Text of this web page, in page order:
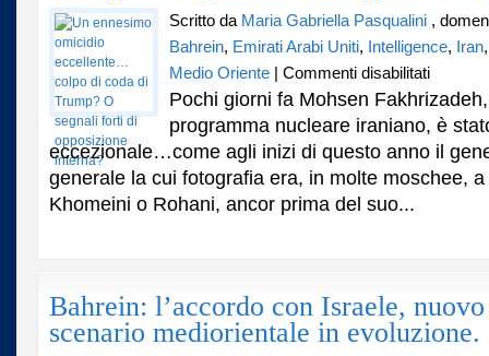
Scritto da Maria Gabriella Pasqualini ,
Bahrein, Emirati Arabi Uniti, Intelligence, Iran
Medio Oriente
Commenti disabilitatisu
ennesimo
omicidio
colpo
di
forti
opposizione
Pochi giorni fa Mohsen
programma nucleare iraniano, è
eccezionale…come agli inizi di questo anno il
generale la cui fotografia era, in molte moschee,
Khomeini o Rohani, ancor prima del suo...
Bahrein: l’accordo con Israele,
scenario mediorientale in evoluzione.